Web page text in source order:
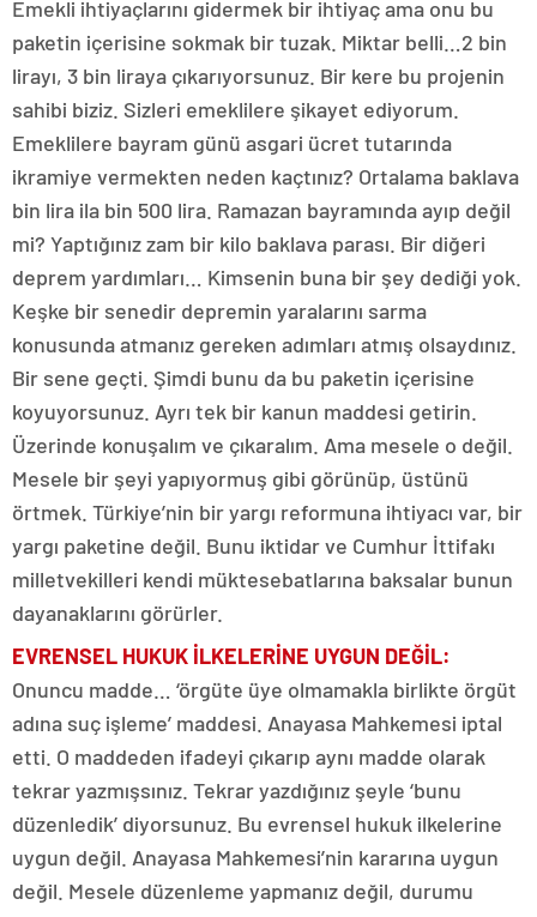
Emekli ihtiyaçlarını gidermek bir ihtiyaç ama onu bu
paketin içerisine sokmak bir tuzak. Miktar belli…2 bin
lirayı, 3 bin liraya çıkarıyorsunuz. Bir kere bu projenin
sahibi biziz. Sizleri emeklilere şikayet ediyorum.
Emeklilere bayram günü asgari ücret tutarında
ikramiye vermekten neden kaçtınız? Ortalama baklava
bin lira ila bin 500 lira. Ramazan bayramında ayıp değil
mi? Yaptığınız zam bir kilo baklava parası. Bir diğeri
deprem yardımları… Kimsenin buna bir şey dediği yok.
Keşke bir senedir depremin yaralarını sarma
konusunda atmanız gereken adımları atmış olsaydınız.
Bir sene geçti. Şimdi bunu da bu paketin içerisine
koyuyorsunuz. Ayrı tek bir kanun maddesi getirin.
Üzerinde konuşalım ve çıkaralım. Ama mesele o değil.
Mesele bir şeyi yapıyormuş gibi görünüp, üstünü
örtmek. Türkiye’nin bir yargı reformuna ihtiyacı var, bir
yargı paketine değil. Bunu iktidar ve Cumhur İttifakı
milletvekilleri kendi müktesebatlarına baksalar bunun
dayanaklarını görürler.
EVRENSEL HUKUK İLKELERİNE UYGUN DEĞİL:
Onuncu madde… ‘örgüte üye olmamakla birlikte örgüt
adına suç işleme’ maddesi. Anayasa Mahkemesi iptal
etti. O maddeden ifadeyi çıkarıp aynı madde olarak
tekrar yazmışsınız. Tekrar yazdığınız şeyle ‘bunu
düzenledik’ diyorsunuz. Bu evrensel hukuk ilkelerine
uygun değil. Anayasa Mahkemesi’nin kararına uygun
değil. Mesele düzenleme yapmanız değil, durumu